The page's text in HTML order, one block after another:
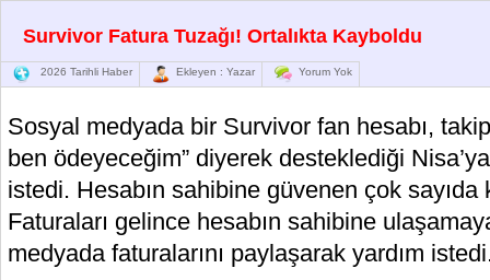
Survivor Fatura Tuzağı! Ortalıkta Kayboldu
2026 Tarihli Haber Ekleyen : Yazar Yorum Yok
Sosyal medyada bir Survivor fan hesabı,
ben ödeyeceğim” diyerek desteklediği
istedi. Hesabın sahibine güvenen çok sayıda
Faturaları gelince hesabın sahibine
medyada faturalarını paylaşarak yardım